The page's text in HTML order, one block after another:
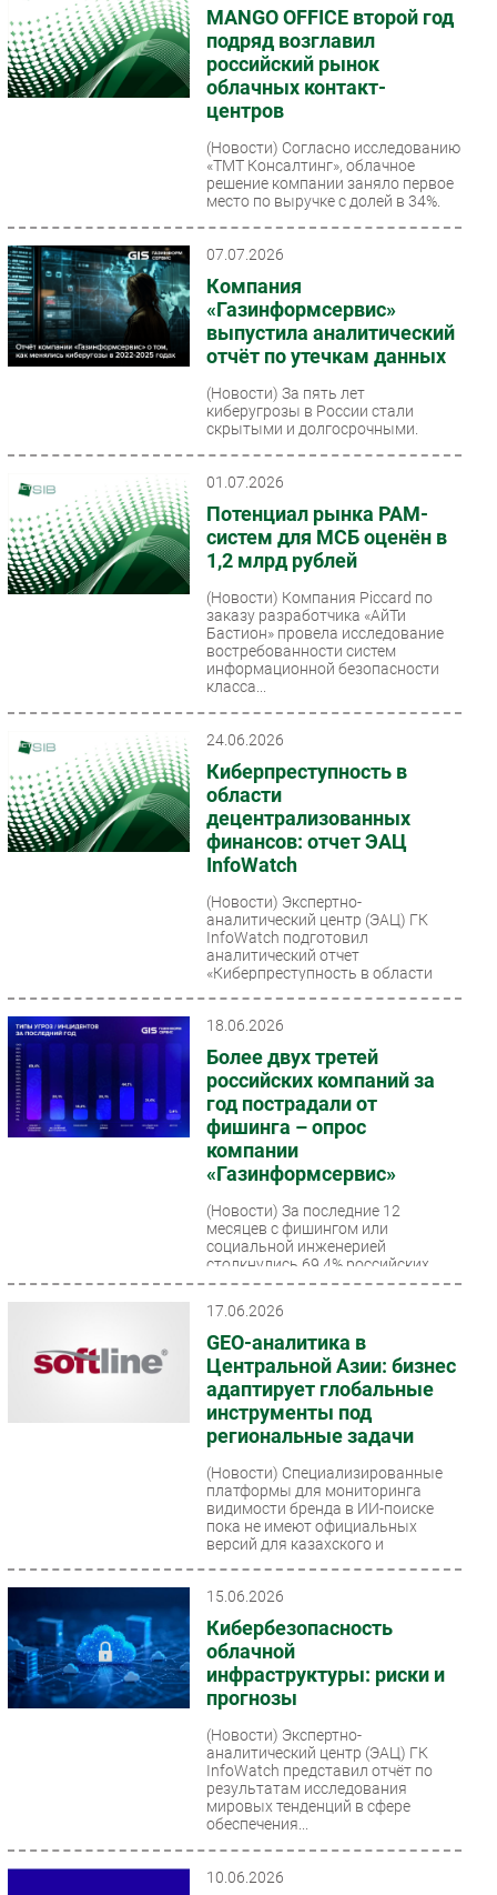
MANGO OFFICE второй год
подряд возглавил
российский рынок
облачных контакт-
центров
(Новости) Согласно исследованию
«ТМТ Консалтинг», облачное
решение компании заняло первое
место по выручке с долей в 34%.
07.07.2026
Компания
«Газинформсервис»
выпустила аналитический
отчёт по утечкам данных
(Новости) За пять лет
киберугрозы в России стали
скрытыми и долгосрочными.
01.07.2026
Потенциал рынка PAM-
систем для МСБ оценён в
1,2 млрд рублей
(Новости) Компания Piccard по
заказу разработчика «АйТи
Бастион» провела исследование
востребованности систем
информационной безопасности
класса...
24.06.2026
Киберпреступность в
области
децентрализованных
финансов: отчет ЭАЦ
InfoWatch
(Новости) Экспертно-
аналитический центр (ЭАЦ) ГК
InfoWatch подготовил
аналитический отчет
«Киберпреступность в области
18.06.2026
Более двух третей
российских компаний за
год пострадали от
фишинга – опрос
компании
«Газинформсервис»
(Новости) За последние 12
месяцев с фишингом или
социальной инженерией
столкнулись 69,4% российских
организаций. Каждая вторая
17.06.2026
GEO-аналитика в
Центральной Азии: бизнес
адаптирует глобальные
инструменты под
региональные задачи
(Новости) Специализированные
платформы для мониторинга
видимости бренда в ИИ-поиске
пока не имеют официальных
версий для казахского и
15.06.2026
Кибербезопасность
облачной
инфраструктуры: риски и
прогнозы
(Новости) Экспертно-
аналитический центр (ЭАЦ) ГК
InfoWatch представил отчёт по
результатам исследования
мировых тенденций в сфере
обеспечения...
10.06.2026